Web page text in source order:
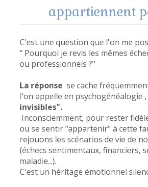
appartiennent
C'est une question que l'on me
" Pourquoi je revis les mêmes
ou professionnels ?"
La réponse se cache
l'on appelle en psychogénéalogie ,
invisibles".
Inconsciemment, pour rester
ou se sentir "appartenir" à cette
rejouons les scénarios de vie de
(échecs sentimentaux, financiers,
maladie...).
C'est un héritage émotionnel